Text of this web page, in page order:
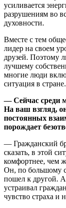
усиливается
разрушениям во
духовности.
Вместе с тем
лидер на своем
друзей. Поэтому
лучшему
многие люди
ситуация в стране.
— Сейчас среди
На ваш взгляд,
постоянных
порождает
— Гражданский
сказать, в этой
комфортнее, чем
Он, по большому
пошел к другой.
устраивал
чувство страха и